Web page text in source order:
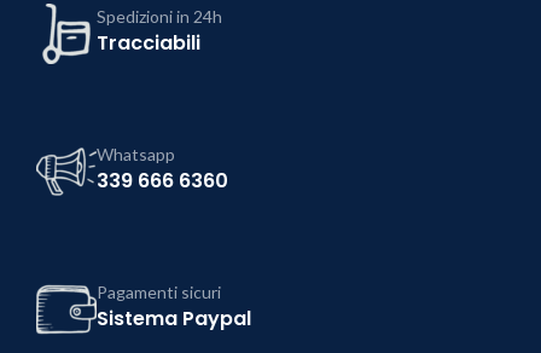
Spedizioni in 24h
Tracciabili
Whatsapp
339 666 6360
Pagamenti sicuri
Sistema Paypal